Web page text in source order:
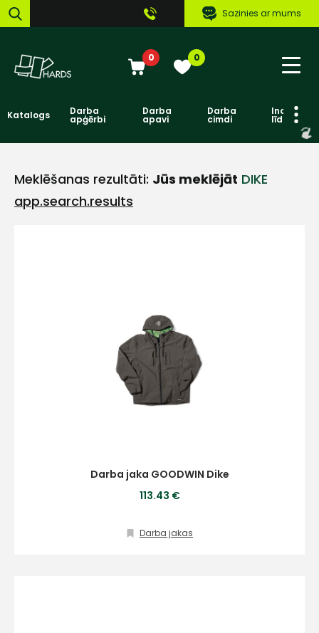
Sazinies ar mums
0 0
Katalogs Darba
apģērbi
Darba
apavi
Darba
cimdi līdzekļi
Meklēšanas rezultāti: Jūs meklējāt DIKE
app.search.results
Darba jaka GOODWIN Dike
113.43 €
Darba jakas